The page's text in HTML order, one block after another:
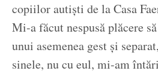
copiilor autiști de la Casa
Mi-a făcut nespusă plăcere
unui asemenea gest și
sinele, nu cu eul, mi-am